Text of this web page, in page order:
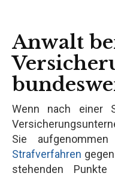
Anwalt
Wenn nach einer
Sie
Strafverfahren
stehenden